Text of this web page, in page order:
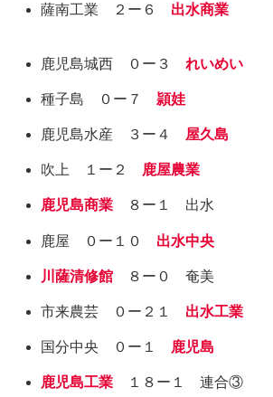
薩南工業 ２ー６ 出水商業
鹿児島城西 ０ー３れいめい
種子島 ０ー７頴娃
鹿児島水産 ３ー４ 屋久島
吹上 １ー２ 鹿屋農業
鹿児島商業 ８ー１ 出水
鹿屋 ０ー１０ 出水中央
川薩清修館 ８ー０ 奄美
市来農芸 ０ー２１ 出水工業
国分中央 ０ー１ 鹿児島
鹿児島工業 １８ー１ 連合③